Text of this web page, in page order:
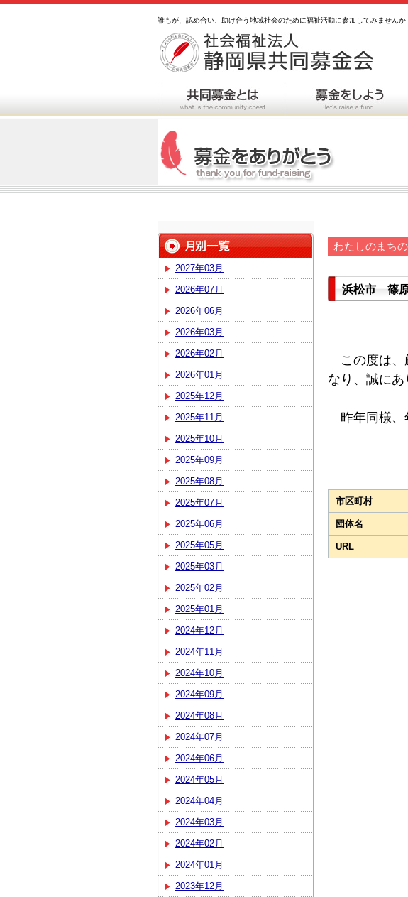
誰もが、認め合い、助け合う地域社会のために福祉活動に参加してみませんか
2027年03月
2026年07月
2026年06月
2026年03月
2026年02月
2026年01月
2025年12月
2025年11月
2025年10月
2025年09月
2025年08月
2025年07月
2025年06月
2025年05月
2025年03月
2025年02月
2025年01月
2024年12月
2024年11月
2024年10月
2024年09月
2024年08月
2024年07月
2024年06月
2024年05月
2024年04月
2024年03月
2024年02月
2024年01月
2023年12月
わたしのまち
浜松市 篠原
この度は、
なり、誠にあ
昨年同様、
市区町村
団体名
URL